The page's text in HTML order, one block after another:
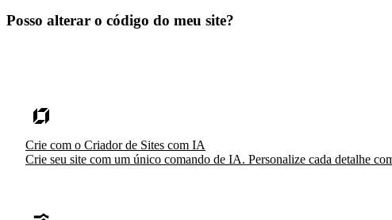
Posso alterar o código do meu site?
Crie com o Criador de Sites com IA
Crie seu site com um único comando de IA. Personalize cada detalhe